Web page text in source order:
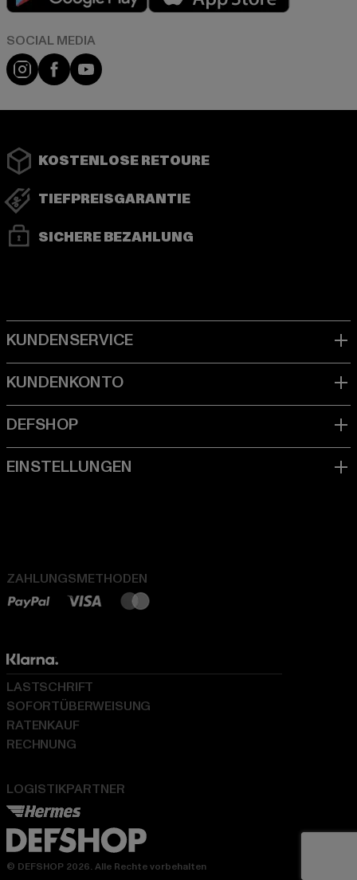
Instagram
FacebookYouTube
KOSTENLOSE RETOURE
TIEFPREISGARANTIE
SICHERE BEZAHLUNG
ZAHLUNGSMETHODEN
LOGISTIKPARTNER
LASTSCHRIFT
SOFORTÜBERWEISUNG
RATENKAUF
RECHNUNG
© DEFSHOP 2026. Alle Rechte vorbehalten